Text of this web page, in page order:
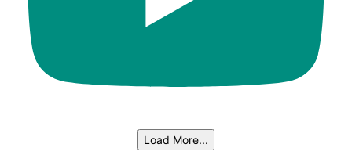
Load More...